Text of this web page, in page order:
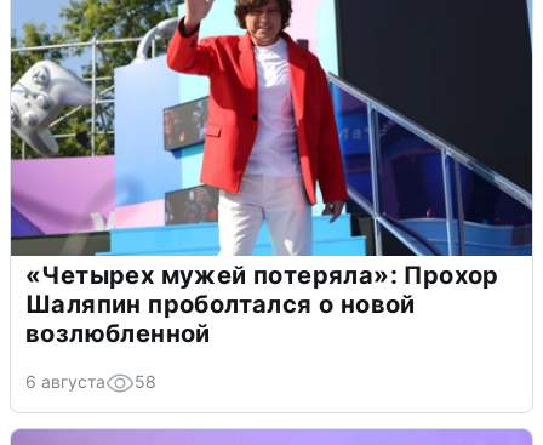
«Четырех мужей потеряла»: Прохор
Шаляпин проболтался о новой
возлюбленной
6 августа 58